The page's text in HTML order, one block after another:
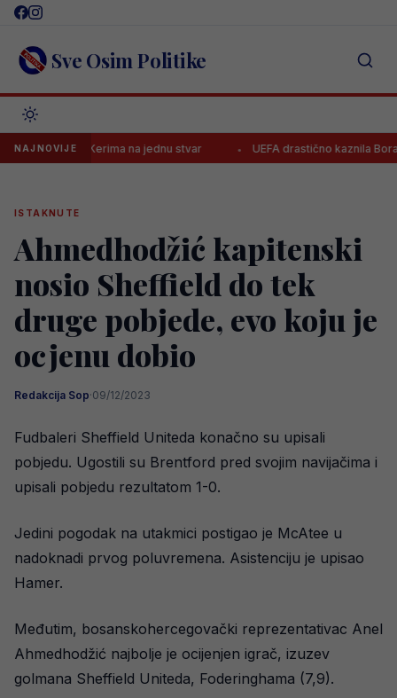
Skip
content Sve Osim Politike
NAJNOVIJE
upozorio Kerima na jednu stvar UEFA drastično kaznila
ISTAKNUTE
Ahmedhodžić kapitenski
nosio Sheffield do tek
druge pobjede, evo koju je
ocjenu dobio
Redakcija Sop·09/12/2023
Fudbaleri Sheffield Uniteda konačno su upisali
pobjedu. Ugostili su Brentford pred svojim navijačima i
upisali pobjedu rezultatom 1-0.
Jedini pogodak na utakmici postigao je McAtee u
nadoknadi prvog poluvremena. Asistenciju je upisao
Hamer.
Međutim, bosanskohercegovački reprezentativac Anel
Ahmedhodžić najbolje je ocijenjen igrač, izuzev
golmana Sheffield Uniteda, Foderinghama (7,9).